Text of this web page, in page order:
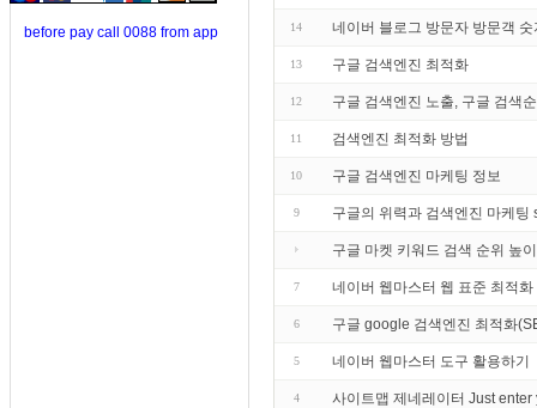
before pay call 0088 from app 14 네이버 블로그 방문자 방문객
13 구글 검색엔진 최적화
12 구글 검색엔진 노출, 구글 검색
11 검색엔진 최적화 방법
10 구글 검색엔진 마케팅 정보
9 구글의 위력과 검색엔진 마케
구글 마켓 키워드 검색 순위 높
7 네이버 웹마스터 웹 표준 최적
6 구글 google 검색엔진 최적화
5 네이버 웹마스터 도구 활용하기
4 사이트맵 제네레이터 Just